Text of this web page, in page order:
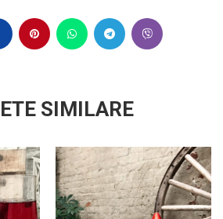
SIMILARE